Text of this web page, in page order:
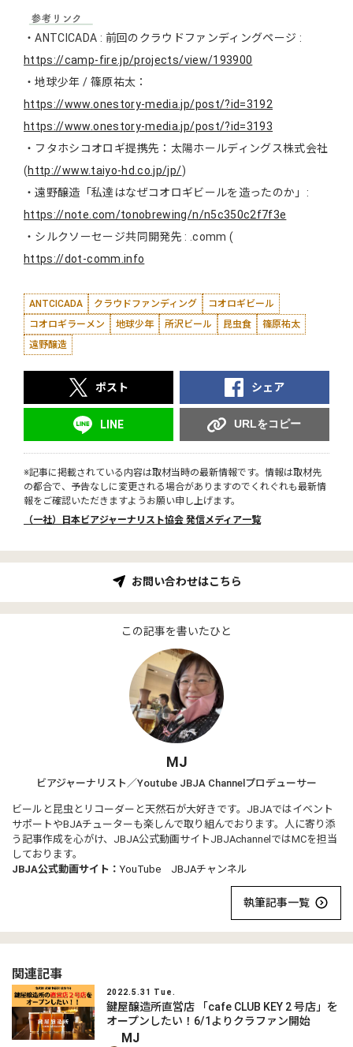
・ANTCICADA : 前回のクラウドファンディングページ :
https://camp-fire.jp/projects/view/193900
・地球少年 / 篠原祐太：
https://www.onestory-media.jp/post/?id=3192
https://www.onestory-media.jp/post/?id=3193
・フタホシコオロギ提携先：太陽ホールディングス株式会社
(http://www.taiyo-hd.co.jp/jp/)
・遠野醸造「私達はなぜコオロギビールを造ったのか」:
https://note.com/tonobrewing/n/n5c350c2f7f3e
・シルクソーセージ共同開発先 : .comm (
https://dot-comm.info
ANTCICADA クラウドファンディング
コオロギビール
コオロギラーメン
地球少年 所沢ビール 昆虫食
篠原祐太
遠野醸造
ポスト シェア
LINE URLをコピー
※記事に掲載されている内容は取材当時の最新情報です。情報は取材先
の都合で、予告なしに変更される場合がありますのでくれぐれも最新情
報をご確認いただきますようお願い申し上げます。
（一社）日本ビアジャーナリスト協会 発信メディア一覧
お問い合わせはこちら
この記事を書いたひと
MJ
ビアジャーナリスト／Youtube JBJA Channelプロデューサー
ビールと昆虫とリコーダーと天然石が大好きです。JBJAではイベント
サポートやBJAチューターも楽しんで取り組んでおります。人に寄り添
う記事作成を心がけ、JBJA公式動画サイトJBJAchannelではMCを担当
しております。
JBJA公式動画サイト：YouTube JBJAチャンネル
執筆記事一覧
関連記事
2022.5.31 Tue.
鍵屋醸造所直営店 「cafe CLUB KEY 2 号店」を
オープンしたい！6/1よりクラファン開始
MJ